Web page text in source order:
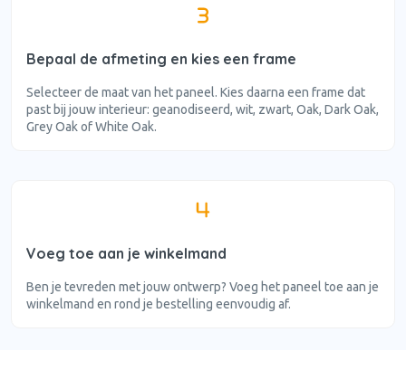
Bepaal de afmeting en kies een frame
Selecteer de maat van het paneel. Kies daarna een frame dat
past bij jouw interieur: geanodiseerd, wit, zwart, Oak, Dark Oak,
Grey Oak of White Oak.
Voeg toe aan je winkelmand
Ben je tevreden met jouw ontwerp? Voeg het paneel toe aan je
winkelmand en rond je bestelling eenvoudig af.